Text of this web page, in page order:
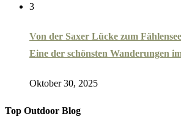
3
Von der Saxer Lücke zum
Eine der schönsten Wanderungen
Oktober 30, 2025
Top Outdoor Blog